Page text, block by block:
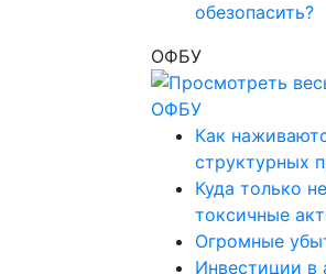
обезопасить?
ОФБУ
Как
структурных
Куда только
токсичные
Огромные
Инвестиции в